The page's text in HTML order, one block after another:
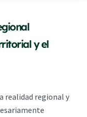
y el
realidad regional y